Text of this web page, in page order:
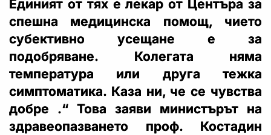
Единият от тях е лекар от Центъра за
спешна медицинска помощ, чието
субективно усещане е за
подобряване. Колегата няма
температура или друга тежка
симптоматика. Каза ни, че се чувства
добре .“ Това заяви министърът на
здравеопазването проф. Костадин